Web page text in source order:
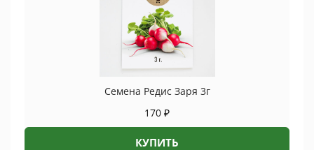
Семена Редис Заря 3г
170 ₽
КУПИТЬ